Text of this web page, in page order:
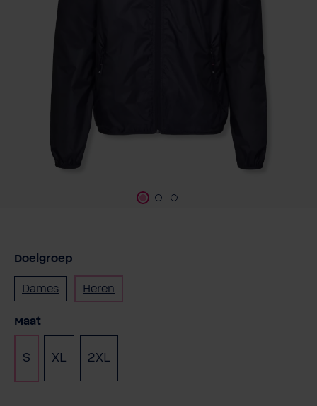
Doelgroep
Dames Heren
Selecteer
Maat
S XL 2XL